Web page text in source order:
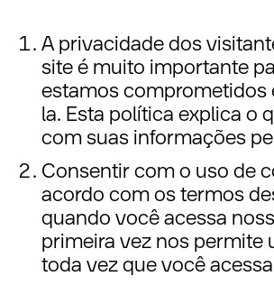
A privacidade dos
site é muito importante
estamos comprometidos
la. Esta política explica o
com suas informações
Consentir com o uso de
acordo com os termos
quando você acessa
primeira vez nos permite
toda vez que você